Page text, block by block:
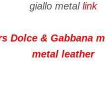
giallo metal link
Dolce & Gabbana
metal leather